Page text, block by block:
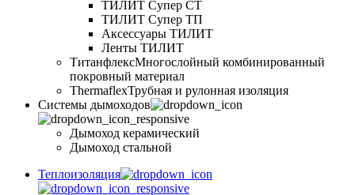
ТИЛИТ Супер СТ
ТИЛИТ Супер ТП
Аксессуары ТИЛИТ
Ленты ТИЛИТ
ТитанфлексМногослойный комбинированный
покровный материал
ThermaflexТрубная и рулонная изоляция
Cистемы дымоходов
Дымоход керамический
Дымоход стальной
Теплоизоляция